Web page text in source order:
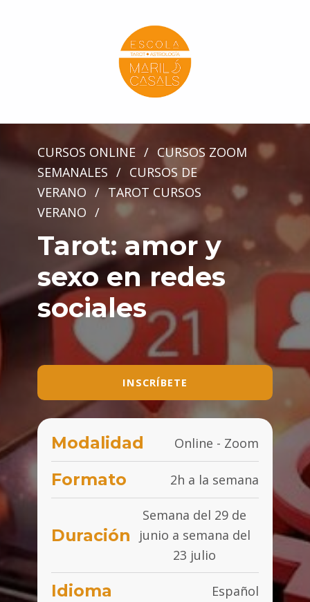
CURSOS ONLINE / CURSOS ZOOM
SEMANALES / CURSOS DE
VERANO / TAROT CURSOS
VERANO /
Tarot: amor y
sexo en redes
sociales
INSCRÍBETE
Modalidad Online - Zoom
Formato 2h a la semana
Duración
Semana del 29 de
junio a semana del
23 julio
Idioma Español